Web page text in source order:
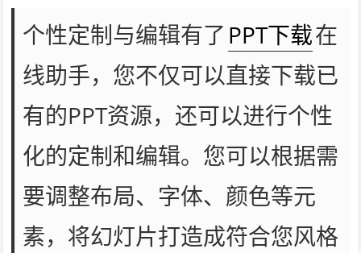
个性定制与编辑有了 PPT下载在
线助手，您不仅可以直接下载已
有的PPT资源，还可以进行个性
化的定制和编辑。您可以根据需
要调整布局、字体、颜色等元
素，将幻灯片打造成符合您风格